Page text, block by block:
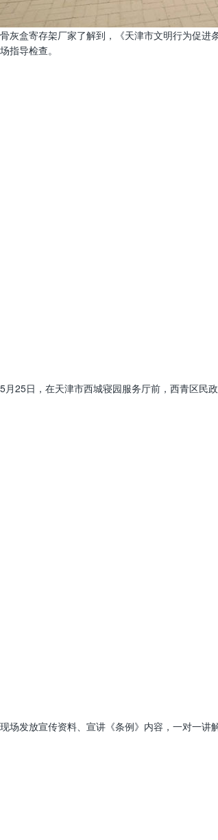
骨灰盒寄存架厂家了解到，《天津市文明行为促
场指导检查。
5月25日，在天津市西城寝园服务厅前，西青区民
现场发放宣传资料、宣讲《条例》内容，一对一讲